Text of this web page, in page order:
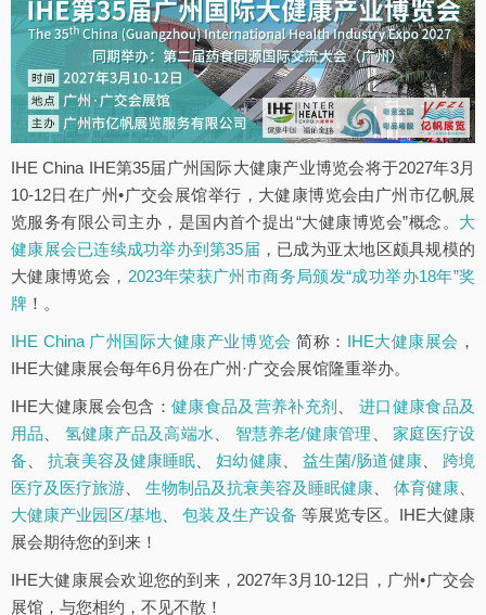
IHE China IHE第35届广州国际大健康产业博览会将于2027年3月
10-12日在广州•广交会展馆举行，大健康博览会由广州市亿帆展
览服务有限公司主办，是国内首个提出“大健康博览会”概念。 大
健康展会已连续成功举办到第35届 ，已成为亚太地区颇具规模的
大健康博览会， 2023年荣获广州市商务局颁发“成功举办18年”奖
牌 ！。
IHE China 广州国际大健康产业博览会 简称： IHE大健康展会 ，
IHE大健康展会每年6月份在广州·广交会展馆隆重举办。
IHE大健康展会包含： 健康食品及营养补充剂 、进口健康食品及
用品
氢健康产品及高端水 智慧养老/健康管理 、家庭医疗设
备 、抗衰美容及健康睡眠 、妇幼健康、 益生菌/肠道健康、 跨境
医疗及医疗旅游
生物制品及抗衰美容及睡眠健康 体育健康
大健康产业园区/基地 、包装及生产设备 等展览专区。IHE大健康
展会期待您的到来！
IHE大健康展会欢迎您的到来，2027年3月10-12日，广州•广交会
展馆，与您相约，不见不散！